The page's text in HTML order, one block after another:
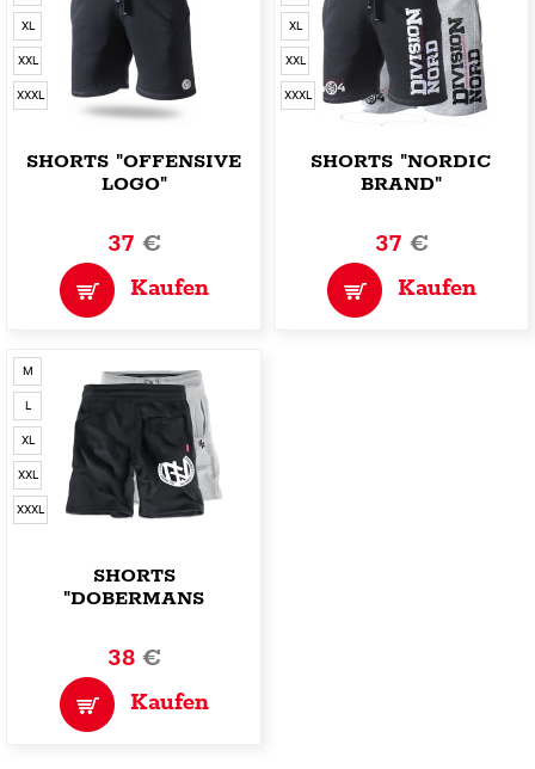
XL
XXL
XXXL
SHORTS "OFFENSIVE
LOGO"
37€
Kaufen
XL
XXL
XXXL
SHORTS "NORDIC
BRAND"
37€
Kaufen
M
L
XL
XXL
XXXL
SHORTS
"DOBERMANS
38€
Kaufen